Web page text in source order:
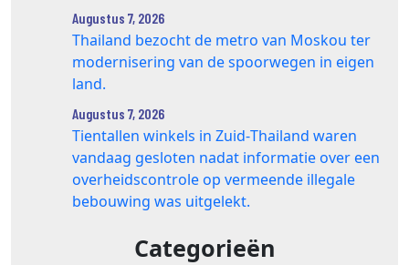
Augustus 7, 2026
Thailand bezocht de metro van Moskou ter
modernisering van de spoorwegen in eigen
land.
Augustus 7, 2026
Tientallen winkels in Zuid‑Thailand waren
vandaag gesloten nadat informatie over een
overheidscontrole op vermeende illegale
bebouwing was uitgelekt.
Categorieën